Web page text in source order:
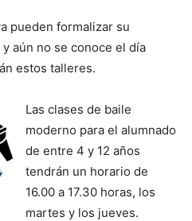
pueden formalizar su
aún no se conoce el día
estos talleres.
Las clases de baile
moderno para el alumnado
de entre 4 y 12 años
tendrán un horario de
16.00 a 17.30 horas, los
martes y los jueves.